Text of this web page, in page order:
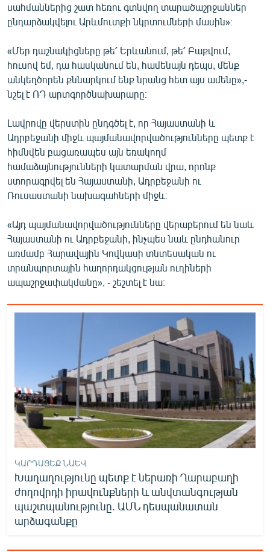
սահմաններից շատ հեռու գտնվող տարածաշրջաններ
ընդարձակվելու Արևմուտքի նկրտումների մասին»։
«Մեր դաշնակիցները թե՛ Երևանում, թե՛ Բաքվում,
հուսով եմ, դա հասկանում են, համենայն դեպս, մենք
անկեղծորեն քննարկում ենք նրանց հետ այս ամենը»,-
նշել է ՌԴ արտգործնախարարը։
Լավրովը վերստին ընդգծել է, որ Հայաստանի և
Ադրբեջանի միջև պայմանավորվածությունները պետք է
հիմնվեն բացառապես այն եռակողմ
համաձայնությունների կատարման վրա, որոնք
ստորագրվել են Հայաստանի, Ադրբեջանի ու
Ռուսաստանի նախագահների միջև։
«Այդ պայմանավորվածությունները վերաբերում են նաև
Հայաստանի ու Ադրբեջանի, ինչպես նաև ընդհանուր
առմամբ Հարավային Կովկասի տնտեսական ու
տրանպորտային հաղորդակցության ուղիների
ապաշրջափակմանը», - շեշտել է նա։
ԿԱՐԴԱՑԵՔ ՆԱԵՎ
Խաղաղությունը պետք է ներառի Ղարաբաղի
ժողովրդի իրավունքների և անվտանգության
պաշտպանությունը. ԱՄՆ դեսպանատան
արձագանքը